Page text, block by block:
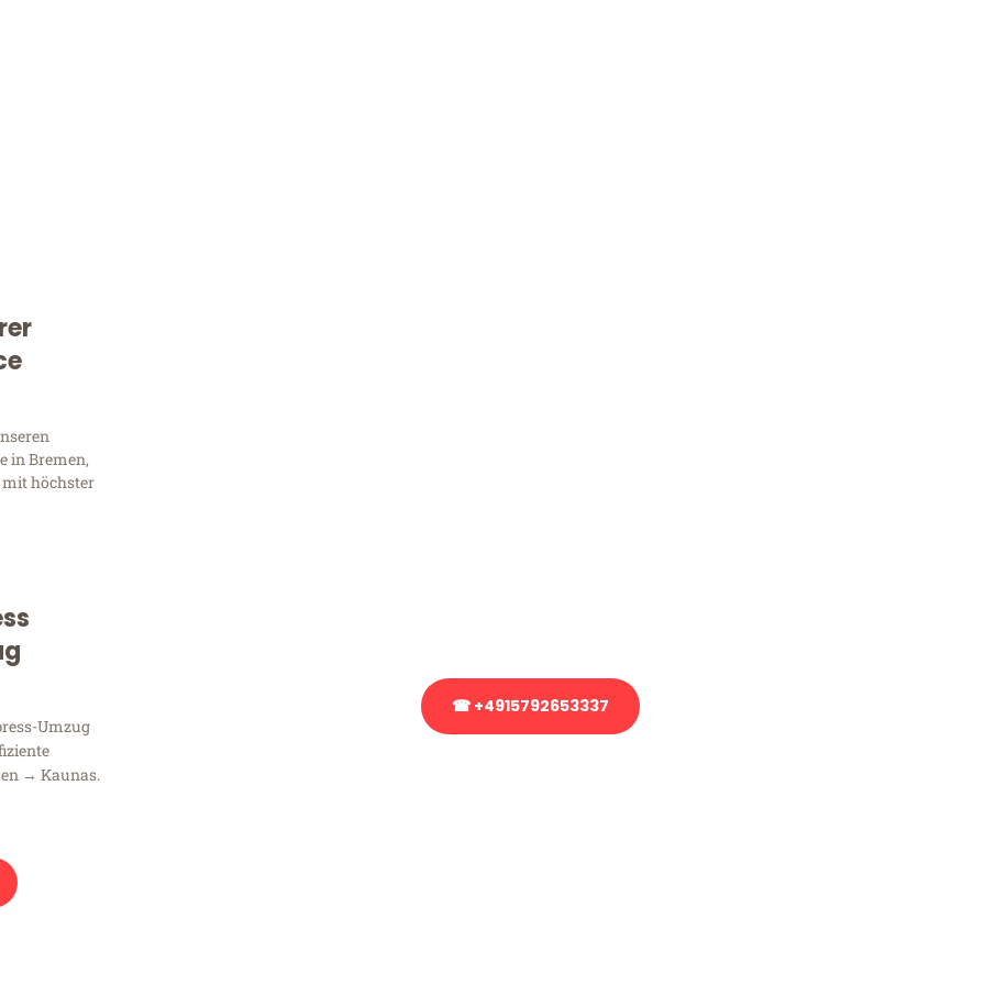
in Bremen,
höchster
Umzug
→ Kaunas.
☎ +4915792653337